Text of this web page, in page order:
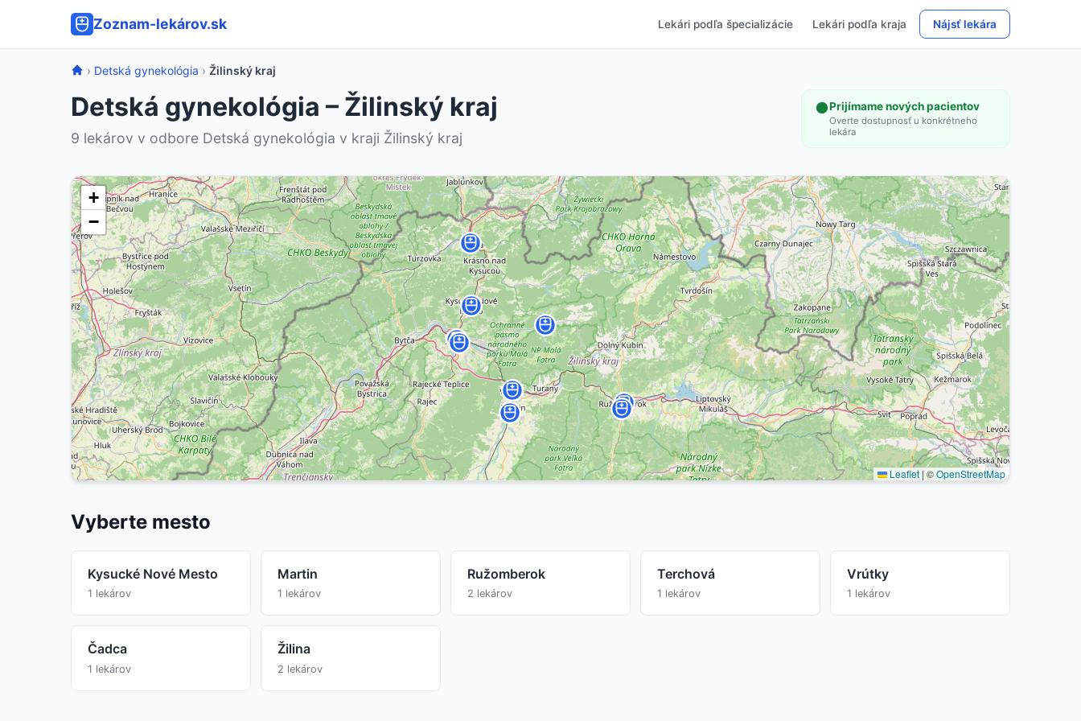
Zoznam-lekárov.sk Lekári podľa špecializácie Lekári podľa kraja Nájsť lekára
› Detská gynekológia › Žilinský kraj
Detská gynekológia – Žilinský kraj
9 lekárov v odbore Detská gynekológia v kraji Žilinský kraj
Prijímame nových pacientov
Overte dostupnosť u konkrétneho
lekára
+
−
Leaflet|©OpenStreetMap
Vyberte mesto
Kysucké Nové Mesto
1 lekárov
Martin
1 lekárov
Ružomberok
2 lekárov
Terchová
1 lekárov
Vrútky
1 lekárov
Čadca
1 lekárov
Žilina
2 lekárov